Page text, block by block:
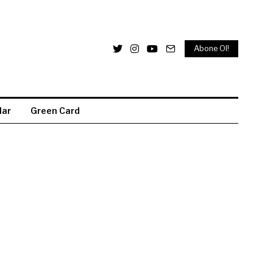
Abone Ol!
Green Card